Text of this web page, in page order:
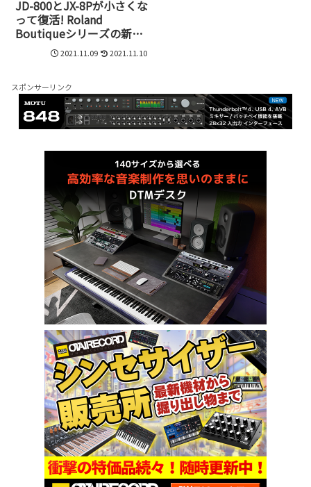
JD-800とJX-8Pが小さくな
って復活! Roland
Boutiqueシリーズの新機
種、JD-08とJX-08誕生
2021.11.09 2021.11.10
スポンサーリンク